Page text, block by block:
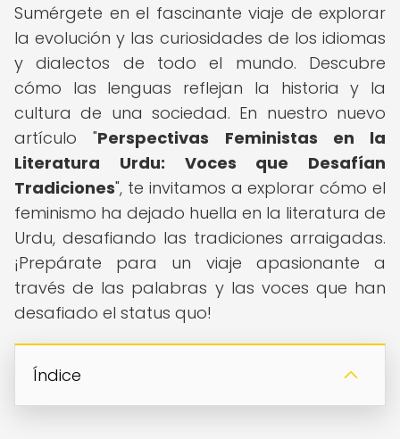
Sumérgete en el fascinante viaje de explorar
la evolución y las curiosidades de los idiomas
y dialectos de todo el mundo. Descubre
cómo las lenguas reflejan la historia y la
cultura de una sociedad. En nuestro nuevo
artículo "Perspectivas Feministas en la
Literatura Urdu: Voces que Desafían
Tradiciones", te invitamos a explorar cómo el
feminismo ha dejado huella en la literatura de
Urdu, desafiando las tradiciones arraigadas.
¡Prepárate para un viaje apasionante a
través de las palabras y las voces que han
desafiado el status quo!
Índice